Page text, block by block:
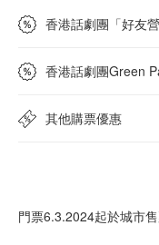
香港話劇團「好友
香港話劇團Green
其他購票優惠
門票6.3.2024起於城市